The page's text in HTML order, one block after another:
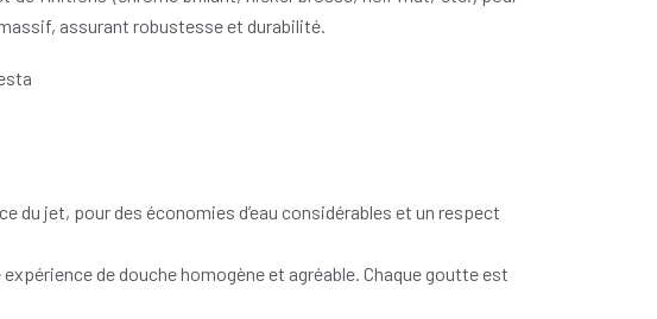
assurant robustesse et durabilité.
du jet, pour des économies d’eau considérables et un respect
de douche homogène et agréable. Chaque goutte est